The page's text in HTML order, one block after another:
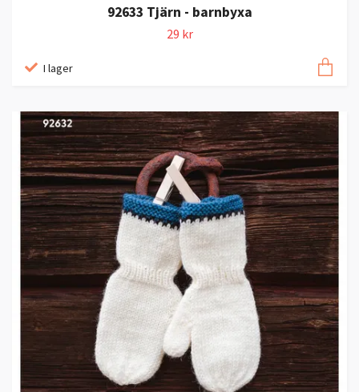
92633 Tjärn - barnbyxa
29 kr
I lager